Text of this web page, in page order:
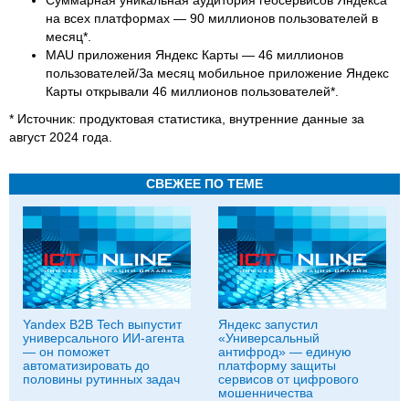
на всех платформах — 90 миллионов пользователей в
месяц*.
MAU приложения Яндекс Карты — 46 миллионов
пользователей/За месяц мобильное приложение Яндекс
Карты открывали 46 миллионов пользователей*.
* Источник: продуктовая статистика, внутренние данные за
август 2024 года.
СВЕЖЕЕ ПО ТЕМЕ
Yandex B2B Tech выпустит
универсального ИИ-агента
— он поможет
автоматизировать до
половины рутинных задач
Яндекс запустил
«Универсальный
антифрод» — единую
платформу защиты
сервисов от цифрового
мошенничества